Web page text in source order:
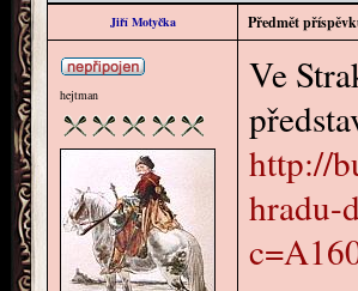
Jiří Motyčka Předmět
hejtman
Ve
http://
hradu-